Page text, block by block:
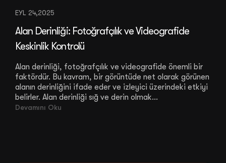
EYL 24,2025
Alan Derinliği: Fotoğrafçılık ve Videografide
Keskinlik Kontrolü
Alan derinliği, fotoğrafçılık ve videografide önemli bir
faktördür. Bu kavram, bir görüntüde net olarak görünen
alanın derinliğini ifade eder ve izleyici üzerindeki etkiyi
belirler. Alan derinliği sığ ve derin olmak...
Devamını Oku